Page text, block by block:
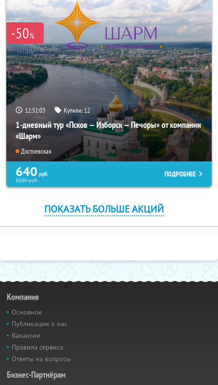
-50%
12:51:03 Купили: 12
1-дневный тур «Псков — Изборск — Печоры» от компании
«Шарм»
Достоевская
640 руб.
5100руб.
ПОДРОБНЕЕ
ПОКАЗАТЬ БОЛЬШЕ АКЦИЙ
Компания
Основное
Публикации о нас
Вакансии
Правила сервиса
Ответы на вопросы
Бизнес-Партнёрам